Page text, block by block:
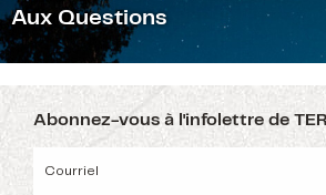
Aux Questions
Abonnez-vous à l'infolettre de